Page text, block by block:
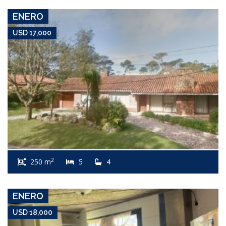
ENERO
USD 17,000
250 m2 5 4
USD 18,000
Apartamento #7655
EL TESORO
ENERO
USD 18,000